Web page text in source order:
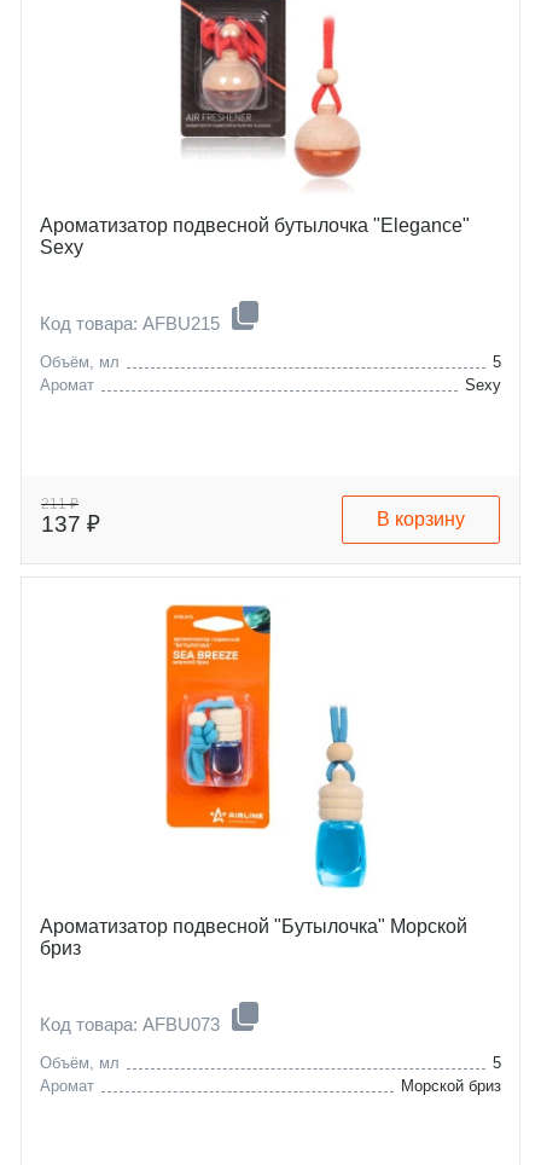
Ароматизатор подвесной бутылочка "Elegance"
Sexy
Код товара: AFBU215
Объём, мл
5
Аромат
Sexy
211 ₽
137 ₽ В корзину
Ароматизатор подвесной "Бутылочка" Морской
бриз
Код товара: AFBU073
Объём, мл
5
Аромат
Морской бриз